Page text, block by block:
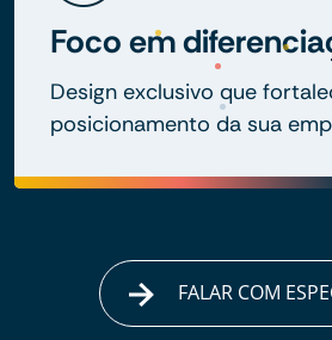
Foco em
Design exclusivo que
posicionamento da sua
FALAR COM